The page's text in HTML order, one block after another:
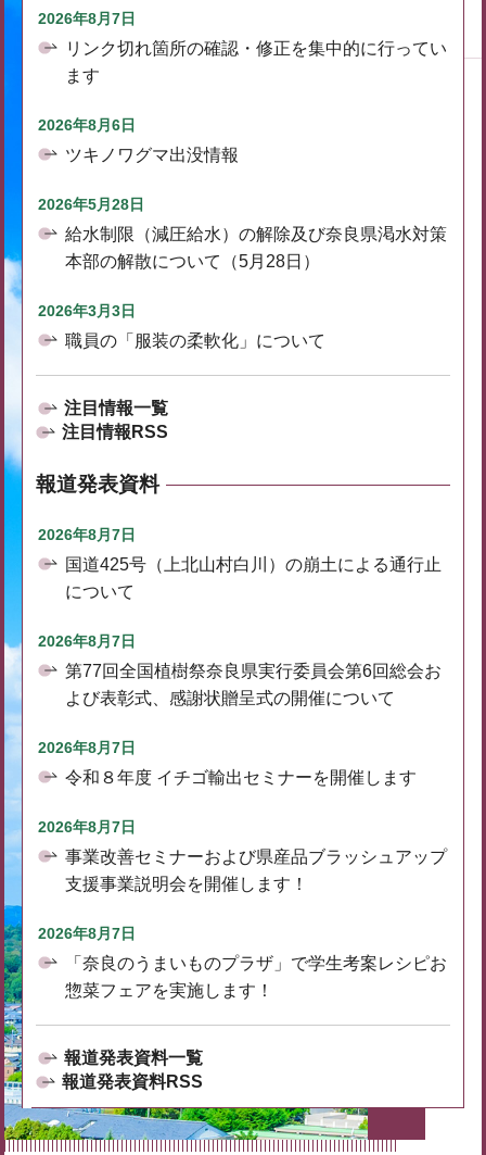
2026年8月7日
リンク切れ箇所の確認・修正を集中的に行ってい
ます
2026年8月6日
ツキノワグマ出没情報
2026年5月28日
給水制限（減圧給水）の解除及び奈良県渇水対策
本部の解散について（5月28日）
2026年3月3日
職員の「服装の柔軟化」について
注目情報一覧
注目情報RSS
報道発表資料
2026年8月7日
国道425号（上北山村白川）の崩土による通行止
について
2026年8月7日
第77回全国植樹祭奈良県実行委員会第6回総会お
よび表彰式、感謝状贈呈式の開催について
2026年8月7日
令和８年度 イチゴ輸出セミナーを開催します
2026年8月7日
事業改善セミナーおよび県産品ブラッシュアップ
支援事業説明会を開催します！
2026年8月7日
「奈良のうまいものプラザ」で学生考案レシピお
惣菜フェアを実施します！
報道発表資料一覧
報道発表資料RSS